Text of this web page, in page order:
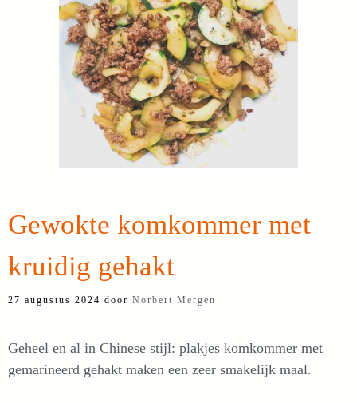
Gewokte komkommer met
kruidig gehakt
27 augustus 2024 door Norbert Mergen
Geheel en al in Chinese stijl: plakjes komkommer met
gemarineerd gehakt maken een zeer smakelijk maal.